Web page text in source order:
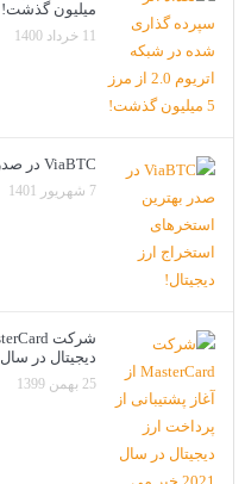
میلیون گذشت!
11 خرداد 1400
ViaBTC در صدر بهترین استخرهای استخراج ارز دیجیتال!
7 شهریور 1401
دیجیتال در سال 2021 خبر می دهد
25 بهمن 1399